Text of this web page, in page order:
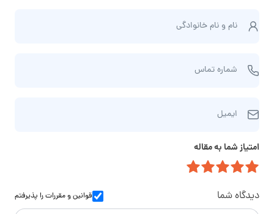
ا
و
م‌
ا
ن
و
ا
د
نام و نام‌ خانوادگی
م
ر
ا
شماره تماس
ی
ی
ل
ایمیل
امتیاز شما به مقاله
دیدگاه شما قوانین و مقرراترا پذیرفتم